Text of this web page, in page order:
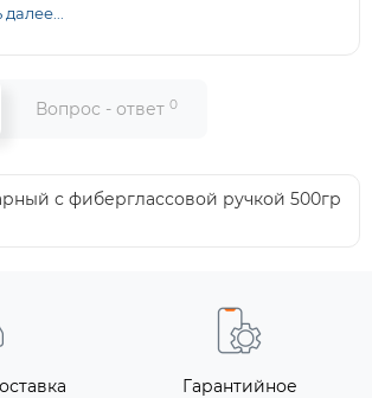
Вопрос - ответ 0
с фиберглассовой ручкой 500гр
Гарантийное